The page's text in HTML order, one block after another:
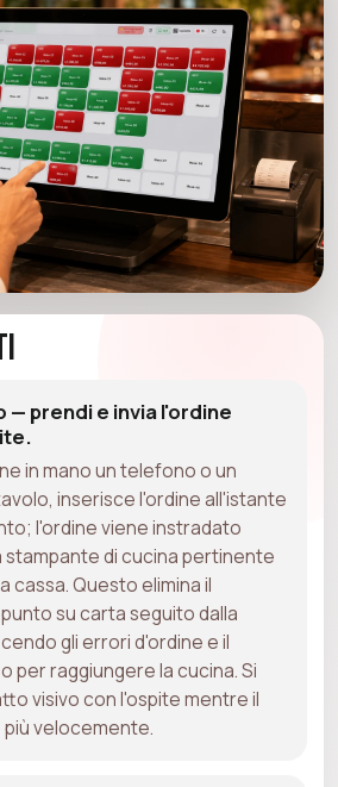
— prendi e invia l'ordine
in mano un telefono o un
inserisce l'ordine all'istante
l'ordine viene instradato
di cucina pertinente
cassa. Questo elimina il
su carta seguito dalla
gli errori d'ordine e il
per raggiungere la cucina. Si
visivo con l'ospite mentre il
velocemente.